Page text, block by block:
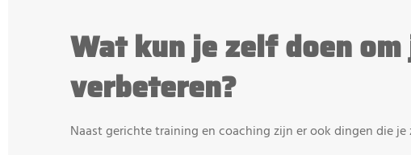
Wat kun je zelf doen
verbeteren?
Naast gerichte training en coaching zijn er ook dingen die